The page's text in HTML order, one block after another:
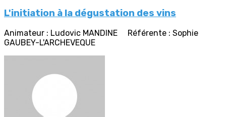
L'initiation à la dégustation des vins
Animateur : Ludovic MANDINE Référente : Sophie
GAUBEY-L'ARCHEVEQUE